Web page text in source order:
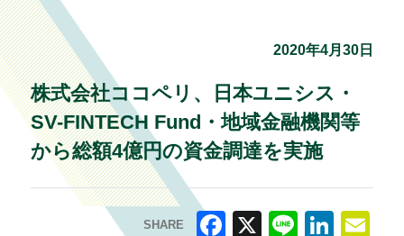
2020年4月30日
株式会社ココペリ、日本ユニシス・
SV-FINTECH Fund・地域金融機関等
から総額4億円の資金調達を実施
SHARE